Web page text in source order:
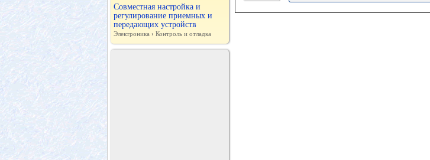
Совместная настройка и
регулирование приемных и
передающих устройств
Электроника › Контроль и отладка